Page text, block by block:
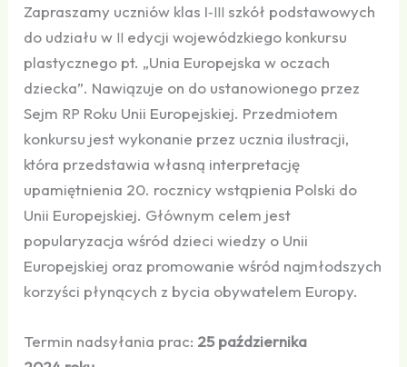
Zapraszamy uczniów klas I‑III szkół podstawowych
do udziału w II edycji wojewódzkiego konkursu
plastycznego pt. „Unia Europejska w oczach
dziecka”. Nawiązuje on do ustanowionego przez
Sejm RP Roku Unii Europejskiej. Przedmiotem
konkursu jest wykonanie przez ucznia ilustracji,
która przedstawia własną interpretację
upamiętnienia 20. rocznicy wstąpienia Polski do
Unii Europejskiej. Głównym celem jest
popularyzacja wśród dzieci wiedzy o Unii
Europejskiej oraz promowanie wśród najmłodszych
korzyści płynących z bycia obywatelem Europy.
Termin nadsyłania prac: 25 października